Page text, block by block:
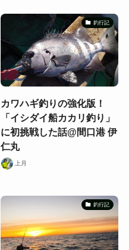
釣行記
カワハギ釣りの強化版！
「イシダイ船カカリ釣り」
に初挑戦した話@間口港 伊
仁丸
上月
釣行記